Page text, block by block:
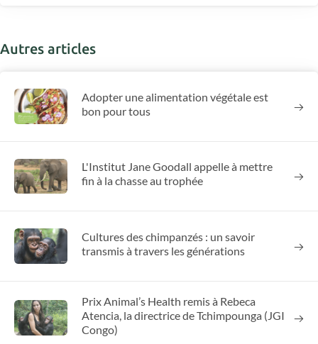
Autres articles
Adopter une alimentation végétale est
bon pour tous
L'Institut Jane Goodall appelle à mettre
fin à la chasse au trophée
Cultures des chimpanzés : un savoir
transmis à travers les générations
Prix Animal’s Health remis à Rebeca
Atencia, la directrice de Tchimpounga (JGI
Congo)